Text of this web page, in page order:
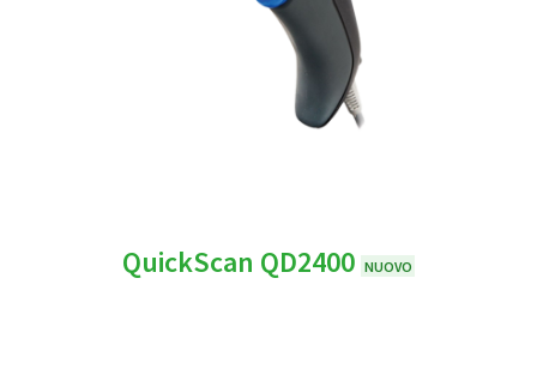
QuickScan QD2400 NUOVO